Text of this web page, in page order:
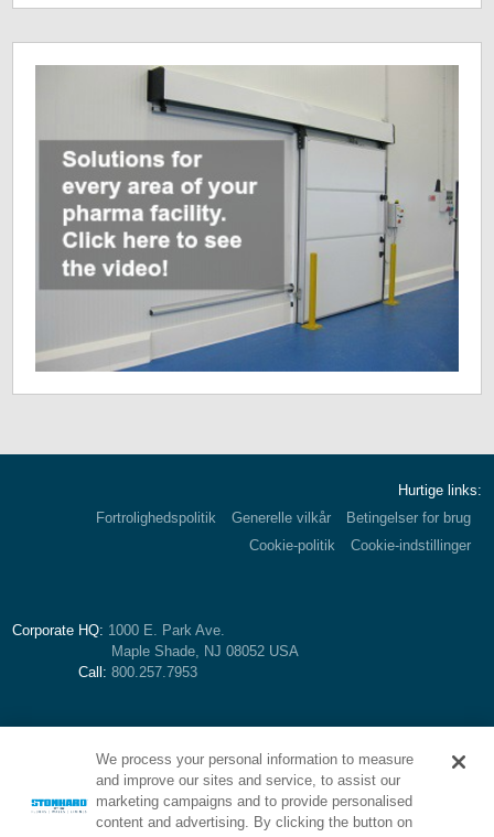
Hurtige links:
Fortrolighedspolitik
Generelle vilkår
Betingelser for brug
Cookie-politik
Cookie-indstillinger
Corporate HQ: 1000 E. Park Ave.
Maple Shade, NJ 08052 USA
Call: 800.257.7953
We process your personal information to measure
and improve our sites and service, to assist our
marketing campaigns and to provide personalised
content and advertising. By clicking the button on